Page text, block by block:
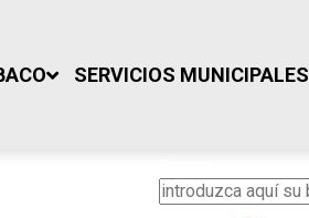
SERVICIOS MUNICIPALES